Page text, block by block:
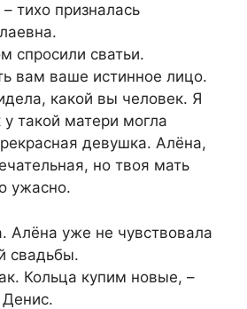
тихо призналась
спросили сватьи.
вам ваше истинное лицо.
какой вы человек. Я
такой матери могла
девушка. Алёна,
но твоя мать
ужасно.
Алёна уже не чувствовала
свадьбы.
Кольца купим новые, –